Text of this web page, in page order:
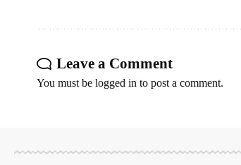
Leave a Comment
You must be logged in to post a comment.